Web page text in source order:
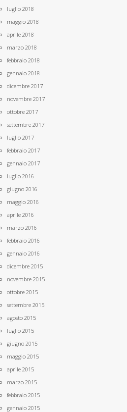
luglio 2018
maggio 2018
aprile 2018
marzo 2018
febbraio 2018
gennaio 2018
dicembre 2017
novembre 2017
ottobre 2017
settembre 2017
luglio 2017
febbraio 2017
gennaio 2017
luglio 2016
giugno 2016
maggio 2016
aprile 2016
marzo 2016
febbraio 2016
gennaio 2016
dicembre 2015
novembre 2015
ottobre 2015
settembre 2015
agosto 2015
luglio 2015
giugno 2015
maggio 2015
aprile 2015
marzo 2015
febbraio 2015
gennaio 2015